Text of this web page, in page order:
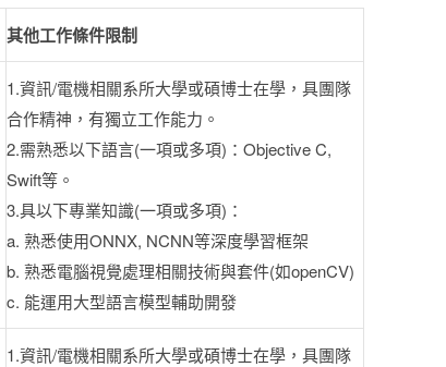
其他工作條件限制
1.資訊/電機相關系所大學或碩博士在學，具團隊
合作精神，有獨立工作能力。
2.需熟悉以下語言(一項或多項)：Objective C,
Swift等。
3.具以下專業知識(一項或多項)：
a. 熟悉使用ONNX, NCNN等深度學習框架
b. 熟悉電腦視覺處理相關技術與套件(如openCV)
c. 能運用大型語言模型輔助開發
1.資訊/電機相關系所大學或碩博士在學，具團隊